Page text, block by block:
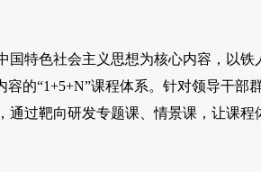
国特色社会主义思想为核心内容，以铁
的“1+5+N”课程体系。针对领导干部
通过靶向研发专题课、情景课，让课程